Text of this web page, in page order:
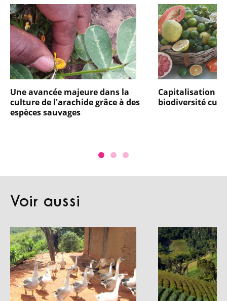
Une avancée majeure dans la
culture de l'arachide grâce à des
espèces sauvages
Capitalisation
biodiversité
Voir aussi